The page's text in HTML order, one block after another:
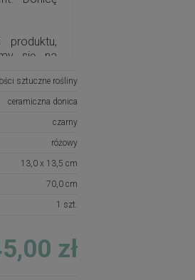
produktu,
się na
sztuczne rośliny
ceramiczna donica
czarny
różowy
13,0 x 13,5 cm
70,0 cm
1 szt.
zł